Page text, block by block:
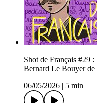
Shot de Français #29
Bernard Le Bouyer
06/05/2026 | 5 min